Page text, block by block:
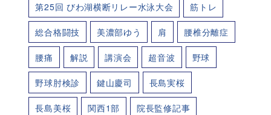
第25回 びわ湖横断リレー水泳大会 筋トレ
総合格闘技 美濃部ゆう 肩 腰椎分離症
腰痛 解説 講演会 超音波 野球
野球肘検診 鍵山慶司 長島実桜
長島美桜 関西1部 院長監修記事